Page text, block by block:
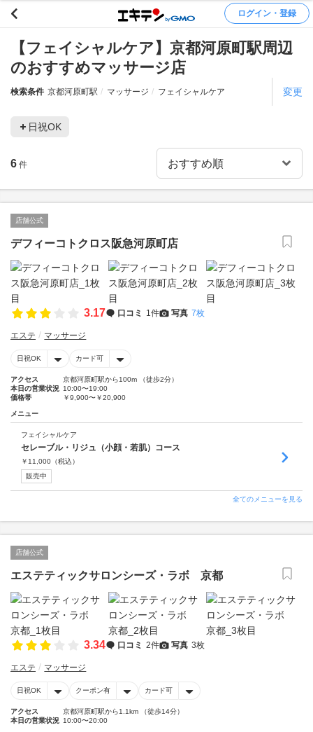
ログイン・登録
【フェイシャルケア】京都河原町駅周辺
のおすすめマッサージ店
検索条件 京都河原町駅 マッサージ フェイシャルケア 変更
日祝OK
6 件
店舗公式
デフィーコトクロス阪急河原町店
3.17 口コミ 1件 写真 7枚
エステ マッサージ
日祝OK カード可
アクセス
京都河原町駅から100m （徒歩2分）
本日の営業状況 10:00〜19:00
価格帯
￥9,900〜￥20,900
メニュー
フェイシャルケア
セレーブル・リジュ（小顔・若肌）コース
￥ 11,000 （税込）
販売中
全てのメニューを見る
店舗公式
エステティックサロンシーズ・ラボ 京都
3.34 口コミ 2件 写真 3枚
エステ マッサージ
日祝OK クーポン有 カード可
アクセス
京都河原町駅から1.1km （徒歩14分）
本日の営業状況 10:00〜20:00